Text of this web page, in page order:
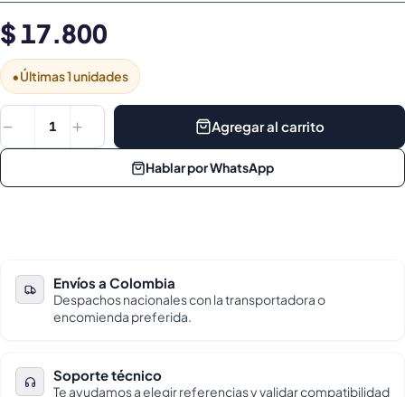
$ 17.800
•Últimas 1 unidades
1 Agregar al carrito
Hablar por WhatsApp
Envíos a Colombia
Despachos nacionales con la transportadora o
encomienda preferida.
Soporte técnico
Te ayudamos a elegir referencias y validar compatibilidad